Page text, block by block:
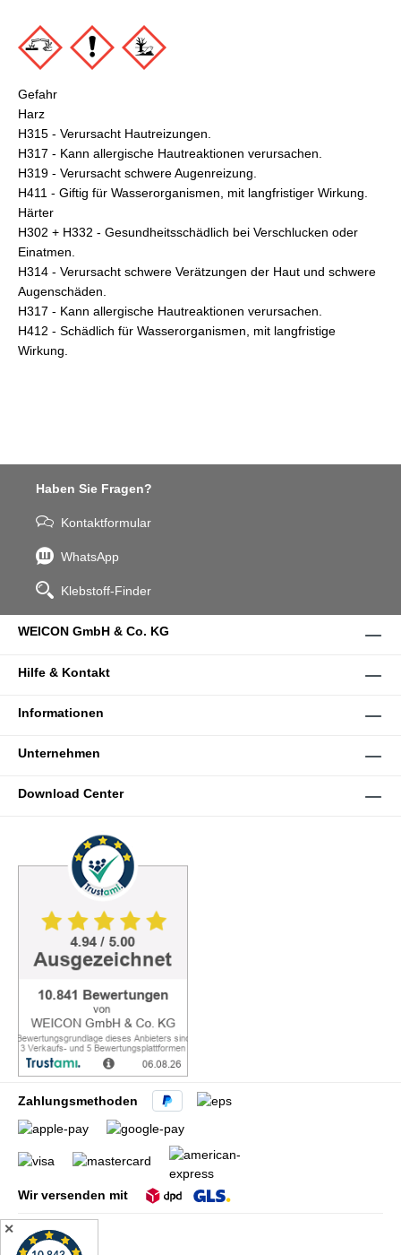
Gefahr
Harz
H315 - Verursacht Hautreizungen.
H317 - Kann allergische Hautreaktionen verursachen.
H319 - Verursacht schwere Augenreizung.
H411 - Giftig für Wasserorganismen, mit langfristiger Wirkung.
Härter
H302 + H332 - Gesundheitsschädlich bei Verschlucken oder
Einatmen.
H314 - Verursacht schwere Verätzungen der Haut und schwere
Augenschäden.
H317 - Kann allergische Hautreaktionen verursachen.
H412 - Schädlich für Wasserorganismen, mit langfristige
Wirkung.
Haben Sie Fragen?
Kontaktformular
WhatsApp
Klebstoff-Finder
WEICON GmbH & Co. KG
Hilfe & Kontakt
Informationen
Unternehmen
Download Center
Zahlungsmethoden
Wir versenden mit
✕